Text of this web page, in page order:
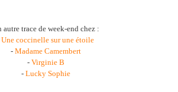
autre trace de week-end chez :
Une coccinelle sur une étoile
- Madame Camembert
- Virginie B
- Lucky Sophie